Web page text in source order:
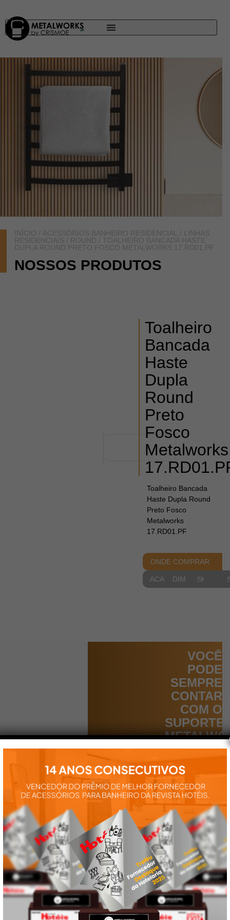
INÍCIO / ACESSÓRIOS BANHEIRO RESIDENCIAL /
LINHAS
RESIDENCIAIS / ROUND / TOALHEIRO BANCADA HASTE
DUPLA ROUND PRETO FOSCO METALWORKS 17.RD01.PF
NOSSOS PRODUTOS
Toalheiro
Bancada
Haste
Dupla
Round
Preto
Fosco
Metalworks
Toalheiro Bancada
Haste Dupla Round
Preto Fosco
Metalworks
17.RD01.PF
ONDE COMPRAR
ACABAMENTOS
DIMENSIONAIS
VOCÊ
PODE
SEMPRE
CONTAR
COM O
SUPORTE
encontra tudo
para a
instalação e
utilização de
produtos:
manuais,
vídeos,
catálogos e
tudo mais que
precisa.
VEJA